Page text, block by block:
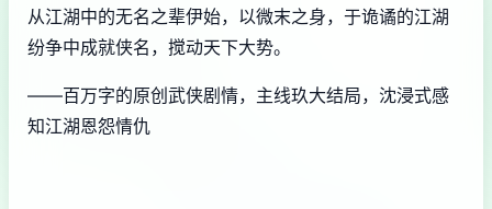
从江湖中的无名之辈伊始，以微末之身，于诡谲的江湖
纷争中成就侠名，搅动天下大势。
——百万字的原创武侠剧情，主线玖大结局，沈浸式感
知江湖恩怨情仇